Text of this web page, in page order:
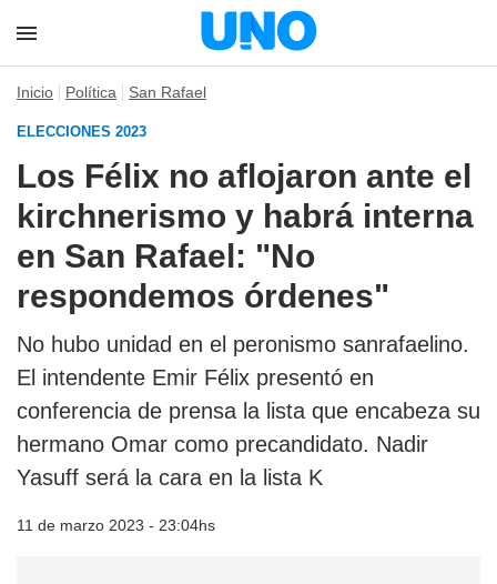
Inicio Política San Rafael
ELECCIONES 2023
Los Félix no aflojaron ante el
kirchnerismo y habrá interna
en San Rafael: "No
respondemos órdenes"
No hubo unidad en el peronismo sanrafaelino.
El intendente Emir Félix presentó en
conferencia de prensa la lista que encabeza su
hermano Omar como precandidato. Nadir
Yasuff será la cara en la lista K
11 de marzo 2023 - 23:04hs